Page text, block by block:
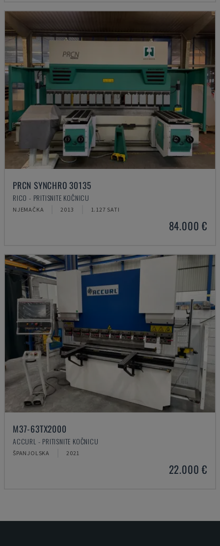
PRCN SYNCHRO 30135
RICO - PRITISNITE KOČNICU
NJEMAČKA 2013 1.127 SATI
84.000 €
M37-63TX2000
ACCURL - PRITISNITE KOČNICU
ŠPANJOLSKA 2021
22.000 €